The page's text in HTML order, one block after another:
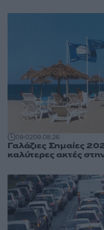
09:0209.08.26
Γαλάζιες Σημαίες
καλύτερες ακτές